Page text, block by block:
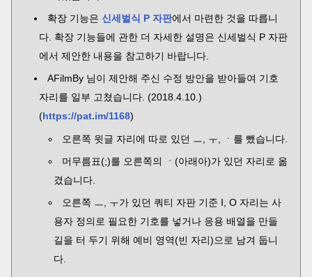
확장 기능은 신세벌식 P 자판에서 마련한 것을 따릅니
다. 확장 기능들에 관한 더 자세한 설명은 신세벌식 P 자판
에서 제안한 내용을 참고하기 바랍니다.
AFilmBy 님이 제안해 주신 수정 방안을 받아들여 기호
자리를 일부 고쳤습니다. (2018.4.10.)
(https://pat.im/1168)
오른쪽 윗글 자리에 따로 있던 ㅡ, ㅜ, ㆍ를 뺐습니다.
머무름표(;)를 오른쪽의 ㆍ(아래아)가 있던 자리로 옮
겼습니다.
오른쪽 ㅡ, ㅜ가 있던 쿼티 자판 기준 I, O 자리는 사
용자 정의로 필요한 기호를 넣거나 응용 배열을 만들
길을 터 두기 위해 예비 영역(빈 자리)으로 남겨 둡니
다.